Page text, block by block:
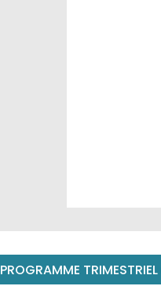
PROGRAMME TRIMESTRIEL